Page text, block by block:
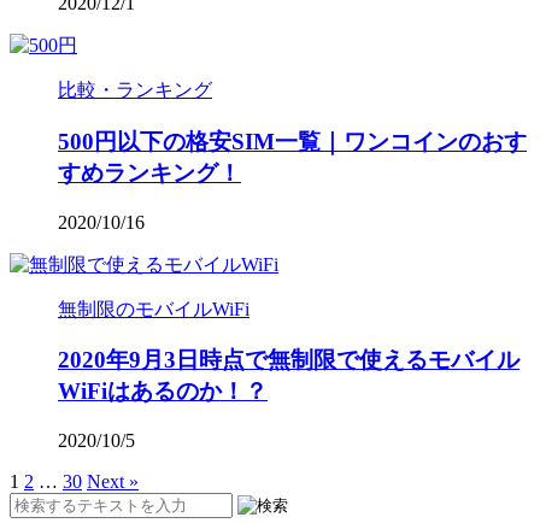
比較・ランキング
500円以下の格安SIM一覧｜ワンコインのおす
すめランキング！
2020/10/16
無制限のモバイルWiFi
2020年9月3日時点で無制限で使えるモバイル
WiFiはあるのか！？
2020/10/5
1 2 … 30 Next »